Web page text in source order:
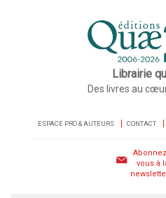
Librairie
Des livres au
ESPACE PRO & AUTEURS CONTACT
vous à